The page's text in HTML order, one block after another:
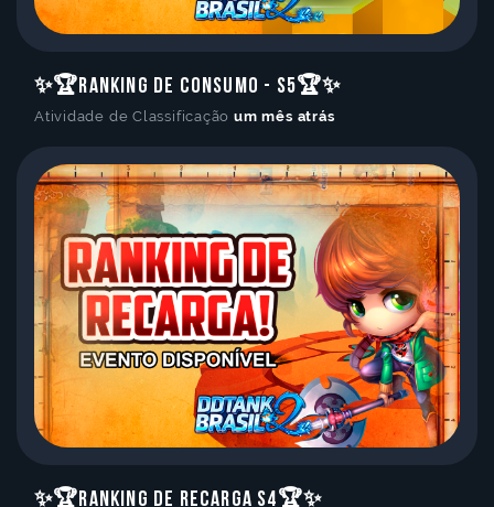
✨🏆Ranking de Consumo - S5🏆✨
Atividade de Classificação um mês atrás
✨🏆Ranking de Recarga S4🏆✨